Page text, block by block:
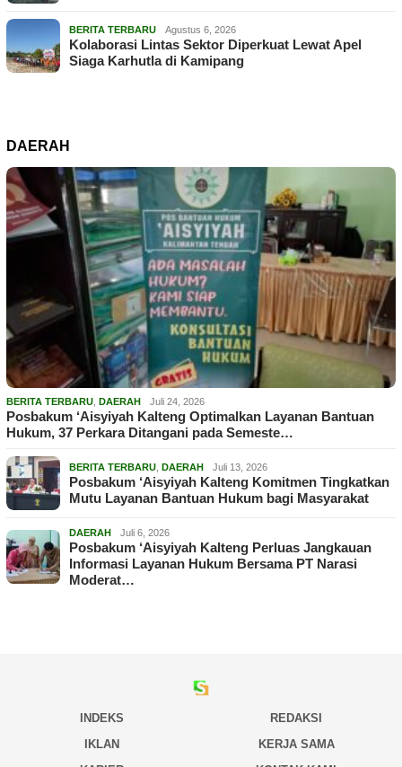
BERITA TERBARU Agustus 6, 2026
Kolaborasi Lintas Sektor Diperkuat Lewat Apel
Siaga Karhutla di Kamipang
DAERAH
BERITA TERBARU DAERAH Juli 24, 2026
Posbakum ‘Aisyiyah Kalteng Optimalkan Layanan Bantuan
Hukum, 37 Perkara Ditangani pada Semeste…
BERITA TERBARU DAERAH Juli 13, 2026
Posbakum ‘Aisyiyah Kalteng Komitmen Tingkatkan
Mutu Layanan Bantuan Hukum bagi Masyarakat
DAERAH Juli 6, 2026
Posbakum ‘Aisyiyah Kalteng Perluas Jangkauan
Informasi Layanan Hukum Bersama PT Narasi
Moderat…
INDEKS
REDAKSI
IKLAN
KERJA SAMA